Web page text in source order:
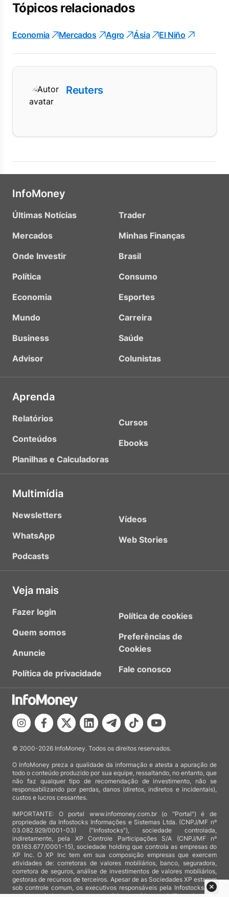
Tópicos relacionados
Economia Mercados Agro Ásia El Niño
Reuters
InfoMoney
Últimas Notícias
Mercados
Onde Investir
Política
Economia
Mundo
Business
Advisor
Trader
Minhas Finanças
Brasil
Consumo
Esportes
Carreira
Saúde
Colunistas
Aprenda
Relatórios
Conteúdos
Planilhas e Calculadoras
Cursos
Ebooks
Multimídia
Newsletters
WhatsApp
Podcasts
Vídeos
Web Stories
Veja mais
Fazer login
Quem somos
Anuncie
Política de privacidade
Política de cookies
Preferências de
Cookies
Fale conosco
© 2000-2026 InfoMoney. Todos os direitos reservados.
O InfoMoney preza a qualidade da informação e atesta a apuração de
todo o conteúdo produzido por sua equipe, ressaltando, no entanto, que
não faz qualquer tipo de recomendação de investimento, não se
responsabilizando por perdas, danos (diretos, indiretos e incidentais),
custos e lucros cessantes.
IMPORTANTE: O portal www.infomoney.com.br (o "Portal") é de
propriedade da Infostocks Informações e Sistemas Ltda. (CNPJ/MF nº
03.082.929/0001-03) ("Infostocks"), sociedade controlada,
indiretamente, pela XP Controle Participações S/A (CNPJ/MF nº
09.163.677/0001-15), sociedade holding que controla as empresas do
XP Inc. O XP Inc tem em sua composição empresas que exercem
atividades de: corretoras de valores mobiliários, banco, seguradora,
corretora de seguros, análise de investimentos de valores mobiliários,
gestoras de recursos de terceiros. Apesar de as Sociedades XP estarem
sob controle comum, os executivos responsáveis pela Infostocks são